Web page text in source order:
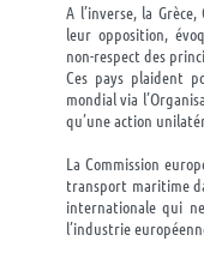
A l’inverse, la
leur opposition,
non-respect des
Ces pays plaident
mondial via
qu’une action
La Commission
transport maritime
internationale qui
l’industrie